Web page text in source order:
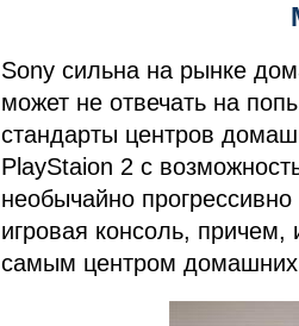
Sony сильна на рынке
может не отвечать на
стандарты центров
PlayStaion 2 с
необычайно
игровая консоль, причем,
самым центром